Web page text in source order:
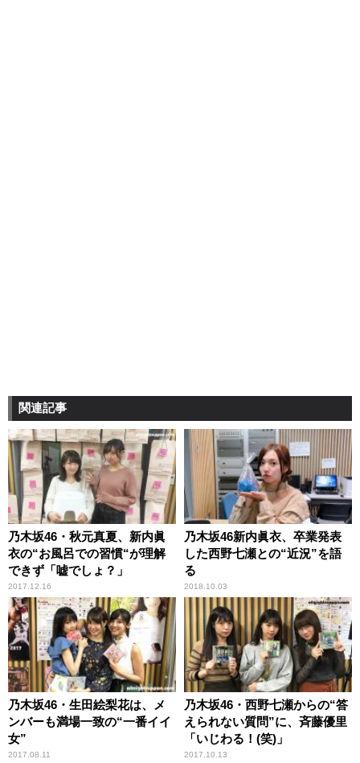
関連記事
乃木坂46・秋元真夏、新内眞
衣の“お風呂での習慣“が理解
できず「嘘でしょ？」
2017.12.16
乃木坂46新内眞衣、卒業発表
した西野七瀬との“近況”を語
る
2018.10.03
乃木坂46・生田絵梨花は、メ
ンバーも満場一致の“一番イイ
女”
2017.08.11
乃木坂46・西野七瀬からの“答
えられない質問”に、斉藤優里
「いじわる！(笑)」
2017.10.13